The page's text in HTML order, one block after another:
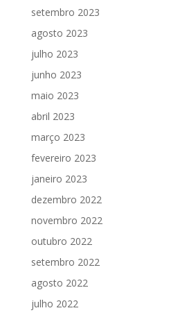
setembro 2023
agosto 2023
julho 2023
junho 2023
maio 2023
abril 2023
março 2023
fevereiro 2023
janeiro 2023
dezembro 2022
novembro 2022
outubro 2022
setembro 2022
agosto 2022
julho 2022